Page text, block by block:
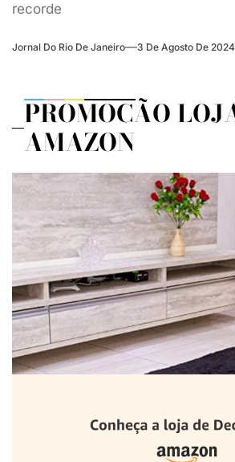
recorde
Jornal Do Rio De Janeiro 3 De Agosto De 2024
PROMOÇÃO
AMAZON